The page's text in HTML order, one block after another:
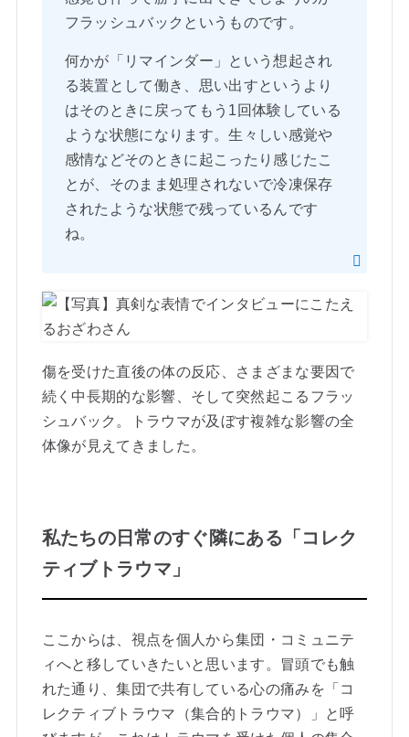
フラッシュバックというものです。
何かが「リマインダー」という想起され
る装置として働き、思い出すというより
はそのときに戻ってもう1回体験している
ような状態になります。生々しい感覚や
感情などそのときに起こったり感じたこ
とが、そのまま処理されないで冷凍保存
されたような状態で残っているんです
ね。
傷を受けた直後の体の反応、さまざまな要因で
続く中長期的な影響、そして突然起こるフラッ
シュバック。トラウマが及ぼす複雑な影響の全
体像が見えてきました。
私たちの日常のすぐ隣にある「コレク
ティブトラウマ」
ここからは、視点を個人から集団・コミュニテ
ィへと移していきたいと思います。冒頭でも触
れた通り、集団で共有している心の痛みを「コ
レクティブトラウマ（集合的トラウマ）」と呼